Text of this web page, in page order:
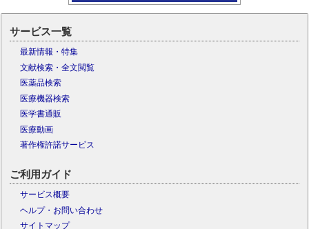
サービス一覧
最新情報・特集
文献検索・全文閲覧
医薬品検索
医療機器検索
医学書通販
医療動画
著作権許諾サービス
ご利用ガイド
サービス概要
ヘルプ・お問い合わせ
サイトマップ